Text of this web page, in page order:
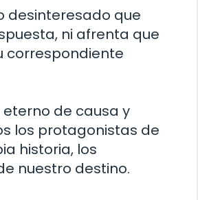
desinteresado que
ni afrenta que
correspondiente
eterno de causa y
los protagonistas de
historia, los
nuestro destino.